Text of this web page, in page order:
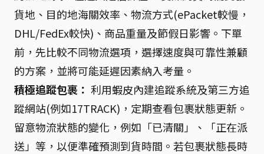
貨地、目的地海關效率、物流方式(ePacket較慢，
DHL/FedEx較快)、商品重量及節假日影響。下單
前，先比較不同物流選項，選擇速度與可靠性兼顧
的方案，並將可能延遲因素納入考量。
積極追蹤包裹： 利用蝦皮內建追蹤系統及第三方追
蹤網站(例如17TRACK)，定期查看包裹狀態更新。
留意物流狀態的變化，例如「已清關」、「正在派
送」等，以便準確預測到貨時間。若包裹狀態長時